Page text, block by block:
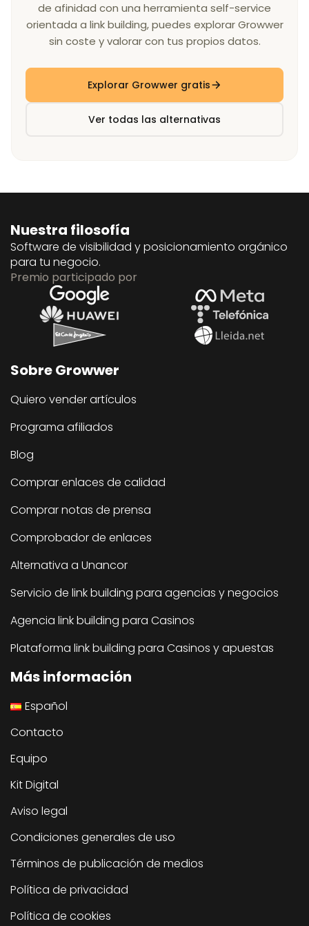
de afinidad con una herramienta self-service
orientada a link building, puedes explorar Growwer
sin coste y valorar con tus propios datos.
Explorar Growwer gratis
Ver todas las alternativas
Nuestra filosofía
Software de visibilidad y posicionamiento orgánico
para tu negocio.
Premio participado por
Sobre Growwer
Quiero vender artículos
Programa afiliados
Blog
Comprar enlaces de calidad
Comprar notas de prensa
Comprobador de enlaces
Alternativa a Unancor
Servicio de link building para agencias y negocios
Agencia link building para Casinos
Plataforma link building para Casinos y apuestas
Más información
Español
Contacto
Equipo
Kit Digital
Aviso legal
Condiciones generales de uso
Términos de publicación de medios
Política de privacidad
Política de cookies